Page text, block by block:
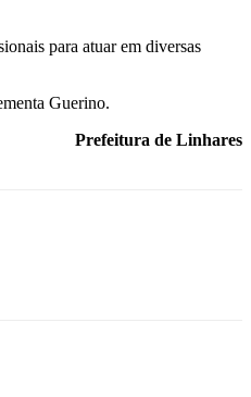
para atuar em diversas
Guerino.
Prefeitura de Linhares